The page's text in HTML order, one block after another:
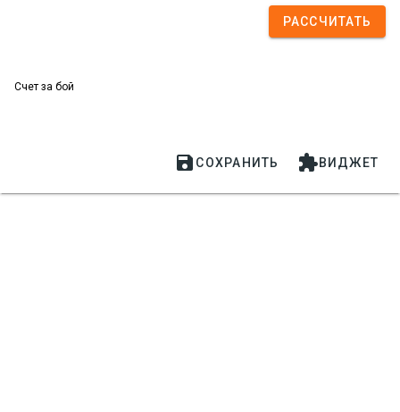
РАССЧИТАТЬ
Счет за бой
 СОХРАНИТЬ ВИДЖЕТ